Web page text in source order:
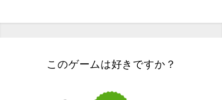
このゲームは好きですか？